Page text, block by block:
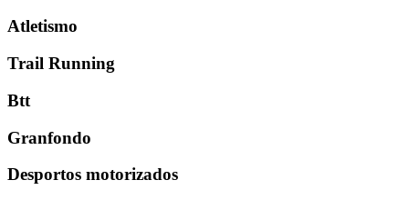
Atletismo
Trail Running
Btt
Granfondo
Desportos motorizados